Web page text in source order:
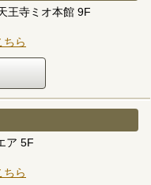
王寺ミオ本館 9F
ちら
ア 5F
ちら